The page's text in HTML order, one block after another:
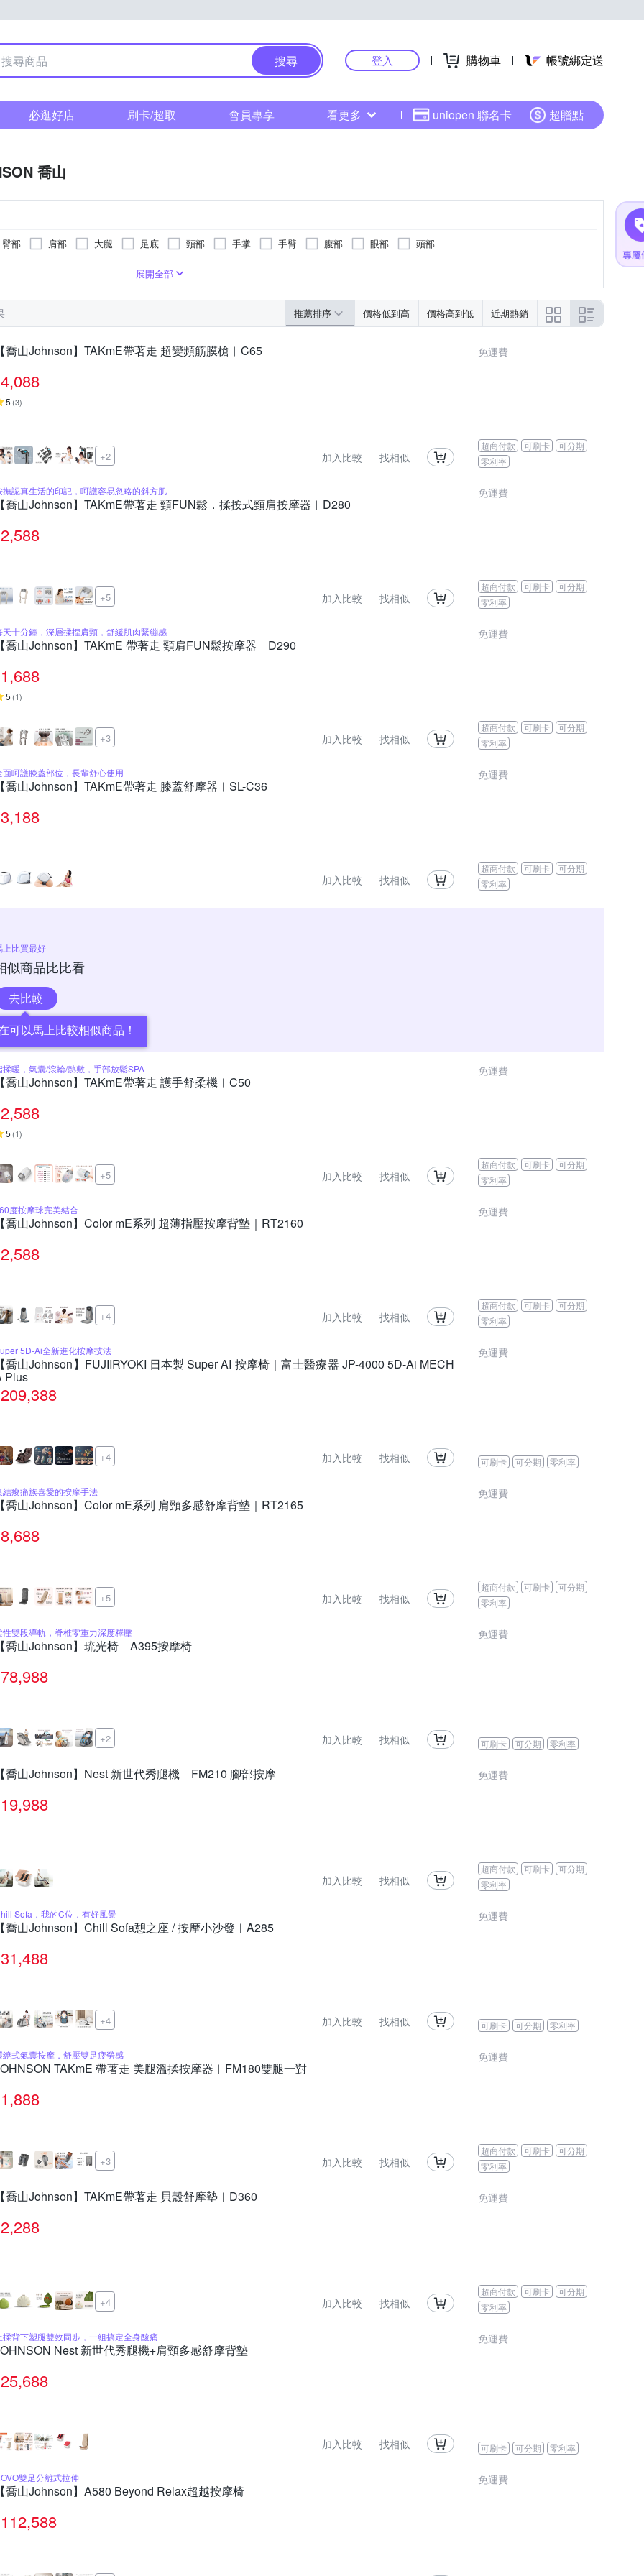
搜尋 登入 購物車 帳號綁定送
必逛好店 刷卡/超取 會員專享 看更多 uniopen 聯名卡 超贈點
喬山
臀部 肩部 大腿 足底 頸部 手掌 手臂 腹部 眼部
頭部
無
美腿機
展開全部
推薦排序 價格低到高 價格高到低 近期熱銷
喬山Johnson】TAKmE帶著走 超變頻筋膜槍︱C65
4,088
5 (3)
+2 加入比較 找相似
免運費
超商付款 可刷卡
可分期
零利率
撫認真生活的印記，呵護容易忽略的斜方肌
喬山Johnson】TAKmE帶著走 頸FUN鬆．揉按式頸肩按摩器︱D280
2,588
+5 加入比較 找相似
免運費
超商付款 可刷卡
可分期
零利率
天十分鐘，深層揉捏肩頸，舒緩肌肉緊繃感
喬山Johnson】TAKmE 帶著走 頸肩FUN鬆按摩器︱D290
1,688
5 (1)
+3 加入比較 找相似
免運費
超商付款 可刷卡
可分期
零利率
面呵護膝蓋部位，長輩舒心使用
喬山Johnson】TAKmE帶著走 膝蓋舒摩器︱SL-C36
3,188
加入比較 找相似
免運費
超商付款 可刷卡
可分期
零利率
上比買最好
似商品比比看
去比較
可以馬上比較相似商品！
揉暖，氣囊/滾輪/熱敷，手部放鬆SPA
喬山Johnson】TAKmE帶著走 護手舒柔機︱C50
2,588
5 (1)
+5 加入比較 找相似
免運費
超商付款 可刷卡
可分期
零利率
度按摩球完美結合
喬山Johnson】Color mE系列 超薄指壓按摩背墊｜RT2160
2,588
+4 加入比較 找相似
免運費
超商付款 可刷卡
可分期
零利率
5D-Ai全新進化按摩技法
喬山Johnson】FUJIIRYOKI 日本製 Super AI 按摩椅｜富士醫療器 JP-4000 5D-Ai MECH
Plus
209,388
+4 加入比較 找相似
免運費
可刷卡 可分期 零利率
結痠痛族喜愛的按摩手法
喬山Johnson】Color mE系列 肩頸多感舒摩背墊｜RT2165
8,688
+5 加入比較 找相似
免運費
超商付款 可刷卡
可分期
零利率
性雙段導軌，脊椎零重力深度釋壓
喬山Johnson】琉光椅︱A395按摩椅
78,988
+2 加入比較 找相似
免運費
可刷卡 可分期 零利率
喬山Johnson】Nest 新世代秀腿機︱FM210 腳部按摩
19,988
加入比較 找相似
免運費
超商付款 可刷卡
可分期
零利率
Sofa，我的C位，有好風景
喬山Johnson】Chill Sofa憩之座 / 按摩小沙發︱A285
31,488
+4 加入比較 找相似
免運費
可刷卡 可分期 零利率
繞式氣囊按摩，舒壓雙足疲勞感
TAKmE 帶著走 美腿溫揉按摩器︱FM180雙腿一對
1,888
+3 加入比較 找相似
免運費
超商付款 可刷卡
可分期
零利率
喬山Johnson】TAKmE帶著走 貝殼舒摩墊︱D360
2,288
+4 加入比較 找相似
免運費
超商付款 可刷卡
可分期
零利率
揉背下塑腿雙效同步，一組搞定全身酸痛
Nest 新世代秀腿機+肩頸多感舒摩背墊
25,688
加入比較 找相似
免運費
可刷卡 可分期 零利率
雙足分離式拉伸
喬山Johnson】A580 Beyond Relax超越按摩椅
112,588
免運費